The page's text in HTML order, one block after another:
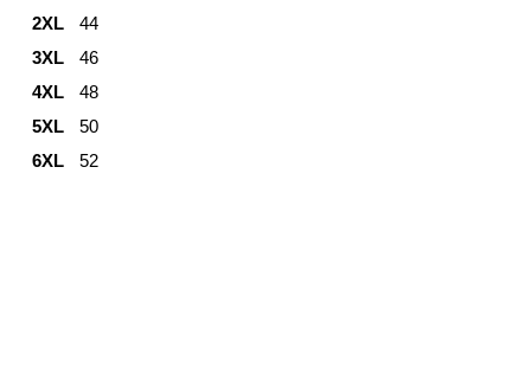
2XL
44
3XL
46
4XL
48
5XL
50
6XL
52